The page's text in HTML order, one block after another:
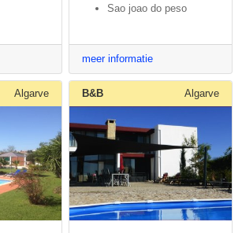
Sao joao do peso
meer informatie
Algarve B&B Algarve